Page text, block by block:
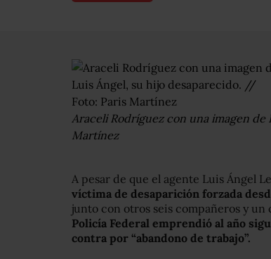
Araceli Rodríguez con una imagen
Martínez
A pesar de que el agente Luis Ángel
víctima de desaparición forzada
junto con otros seis compañeros y
Policía Federal emprendió al año
contra por “abandono de trabajo”.